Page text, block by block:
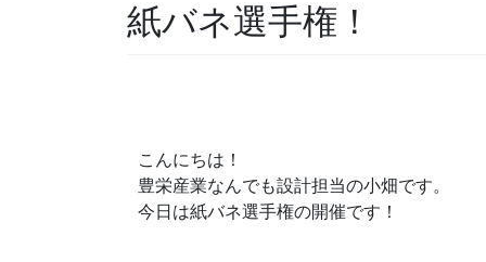
紙バネ選手権！
こんにちは！
豊栄産業なんでも設計担当の小畑です。
今日は紙バネ選手権の開催です！